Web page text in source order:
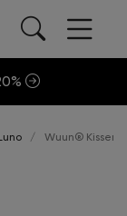
Wuun® Kissen